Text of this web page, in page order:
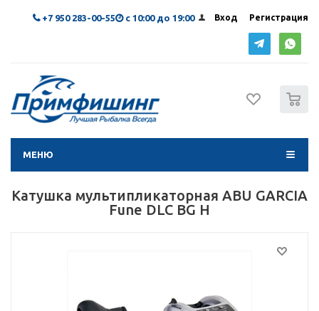
Вход Регистрация
+7 950 283-00-55 с 10:00 до 19:00
МЕНЮ
Катушка мультипликаторная ABU GARCIA
Fune DLC BG H